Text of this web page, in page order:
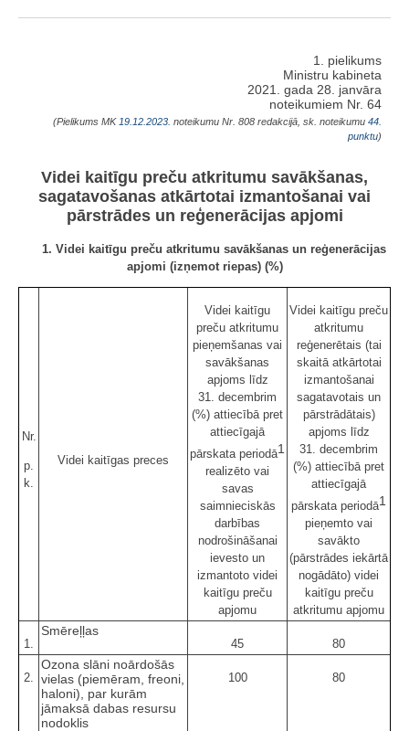
1. pielikums
Ministru kabineta
2021. gada 28. janvāra
noteikumiem Nr. 64
(Pielikums MK 19.12.2023. noteikumu Nr. 808 redakcijā, sk. noteikumu 44.
punktu)
Videi kaitīgu preču atkritumu savākšanas,
sagatavošanas atkārtotai izmantošanai vai
pārstrādes un reģenerācijas apjomi
1. Videi kaitīgu preču atkritumu savākšanas un reģenerācijas
apjomi (izņemot riepas) (%)
Nr.
p.
k.
Videi kaitīgas preces
Videi kaitīgu
preču atkritumu
pieņemšanas vai
savākšanas
apjoms līdz
31. decembrim
(%) attiecībā pret
attiecīgajā
pārskata periodā1
realizēto vai
savas
saimnieciskās
darbības
nodrošināšanai
ievesto un
izmantoto videi
kaitīgu preču
apjomu
Videi kaitīgu preču
atkritumu
reģenerētais (tai
skaitā atkārtotai
izmantošanai
sagatavotais un
pārstrādātais)
apjoms līdz
31. decembrim
(%) attiecībā pret
attiecīgajā
pārskata periodā1
pieņemto vai
savākto
(pārstrādes iekārtā
nogādāto) videi
kaitīgu preču
atkritumu apjomu
1.
Smēreļļas
45 80
2.
Ozona slāni noārdošās
vielas (piemēram, freoni,
haloni), par kurām
jāmaksā dabas resursu
nodoklis
100 80